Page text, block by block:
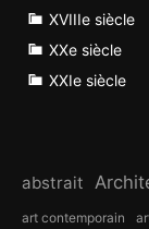
XVIIIe siècle
XXe siècle
XXIe siècle
abstrait
art contemporain